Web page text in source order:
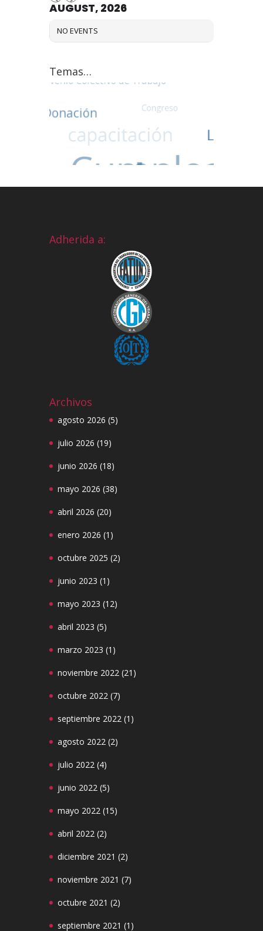
AUGUST, 2026
NO EVENTS
Temas…
Adherida a:
Archivos
agosto 2026 (5)
julio 2026 (19)
junio 2026 (18)
mayo 2026 (38)
abril 2026 (20)
enero 2026 (1)
octubre 2025 (2)
junio 2023 (1)
mayo 2023 (12)
abril 2023 (5)
marzo 2023 (1)
noviembre 2022 (21)
octubre 2022 (7)
septiembre 2022 (1)
agosto 2022 (2)
julio 2022 (4)
junio 2022 (5)
mayo 2022 (15)
abril 2022 (2)
diciembre 2021 (2)
noviembre 2021 (7)
octubre 2021 (2)
septiembre 2021 (1)